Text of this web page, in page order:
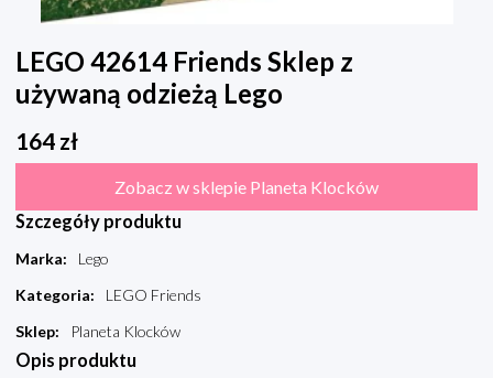
LEGO 42614 Friends Sklep z
używaną odzieżą Lego
164 zł
Zobacz w sklepie Planeta Klocków
Szczegóły produktu
Marka:
Lego
Kategoria:
LEGO Friends
Sklep: Planeta Klocków
Opis produktu